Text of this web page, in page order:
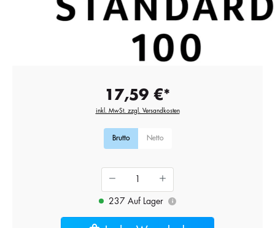
17,59 €*
inkl. MwSt. zzgl. Versandkosten
Brutto Netto
237 Auf Lager i